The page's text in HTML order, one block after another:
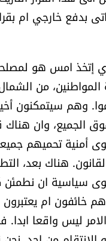
بدفع خارجي ام
إتخذ امس هو
المواطنين، من
وهم سيتمكنون
الجميع، وان هناك
أمنية تحميهم
هناك بعد،
سياسية ان نطمئن
خائفون ام يعتبرون
ليس واقعا ابدا.